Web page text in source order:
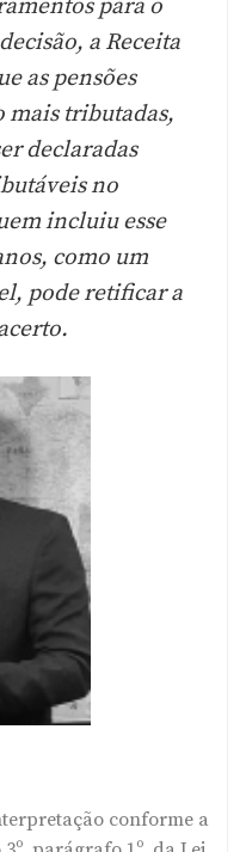
para o
a Receita
as pensões
mais tributadas,
declaradas
no
incluiu esse
como um
pode retificar a
conforme a